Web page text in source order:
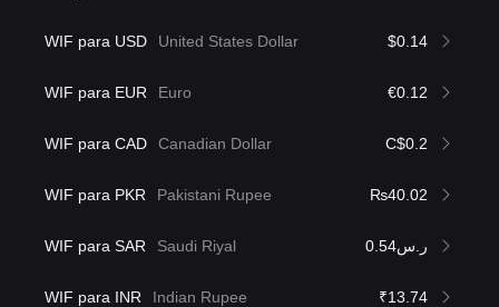
WIF para USD United States Dollar $0.14
WIF para EUR Euro €0.12
WIF para CAD Canadian Dollar C$0.2
WIF para PKR Pakistani Rupee ₨40.02
WIF para SAR Saudi Riyal ر.س0.54
WIF para INR Indian Rupee ₹13.74